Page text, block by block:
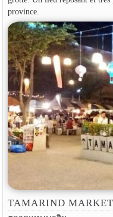
province.
TAMARIND MARKET